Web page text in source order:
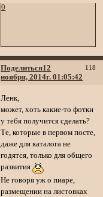
0
Поделиться 118
12
ноября, 2014г. 01:05:42
Ленк,
может, хоть какие-то фотки
у тебя получится сделать?
Те, которые в первом посте,
даже для каталога не
годятся, только для общего
развития
Не говоря уж о пиаре,
размещении на листовках